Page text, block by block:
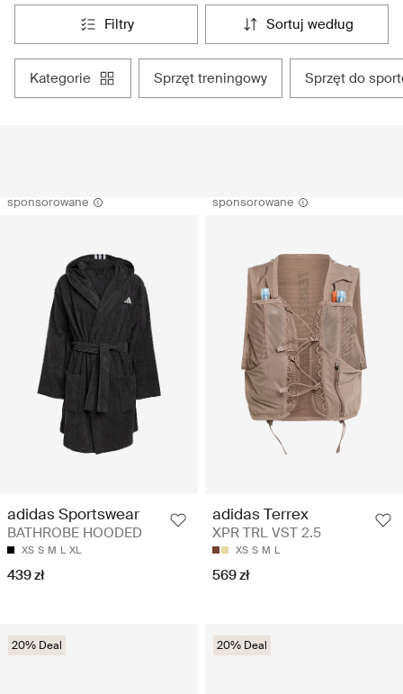
filtry sortuj według
kategorie sprzęt treningowy sprzęt do
sponsorowane
adidas Sportswear
BATHROBE HOODED
XS S M L XL
439 zł
sponsorowane
adidas Terrex
XPR TRL VST 2.5
XS S M L
569 zł
20% Deal 20% Deal